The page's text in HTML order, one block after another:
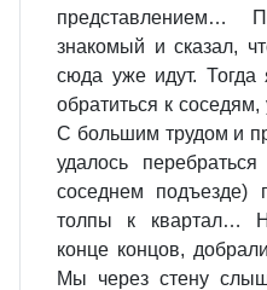
знакомый и сказал,
сюда уже идут.
обратиться к
С большим трудом и
удалось
соседнем подъезде)
толпы к квартал…
конце концов,
Мы через стену